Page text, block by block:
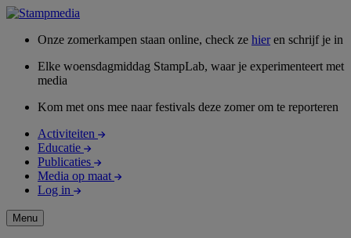
Onze zomerkampen staan online, check ze hieren schrijf je in
Elke woensdagmiddag StampLab, waar je experimenteert met
media
Kom met ons mee naar festivals deze zomer om te reporteren
Activiteiten
Educatie
Publicaties
Media op maat
Log in
Menu